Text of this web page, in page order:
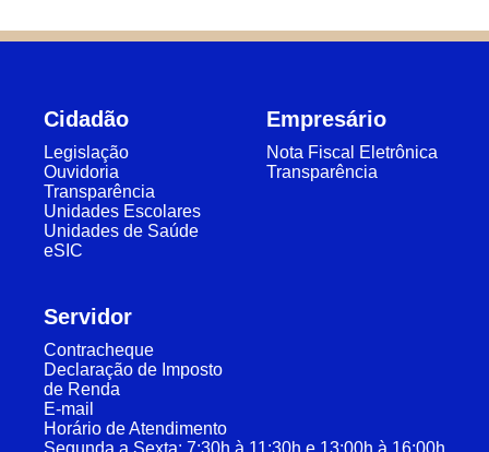
Cidadão
Legislação
Ouvidoria
Transparência
Unidades Escolares
Unidades de Saúde
eSIC
Empresário
Nota Fiscal Eletrônica
Transparência
Servidor
Contracheque
Declaração de Imposto
de Renda
E-mail
Horário de Atendimento
Segunda a Sexta: 7:30h à 11:30h e 13:00h à 16:00h